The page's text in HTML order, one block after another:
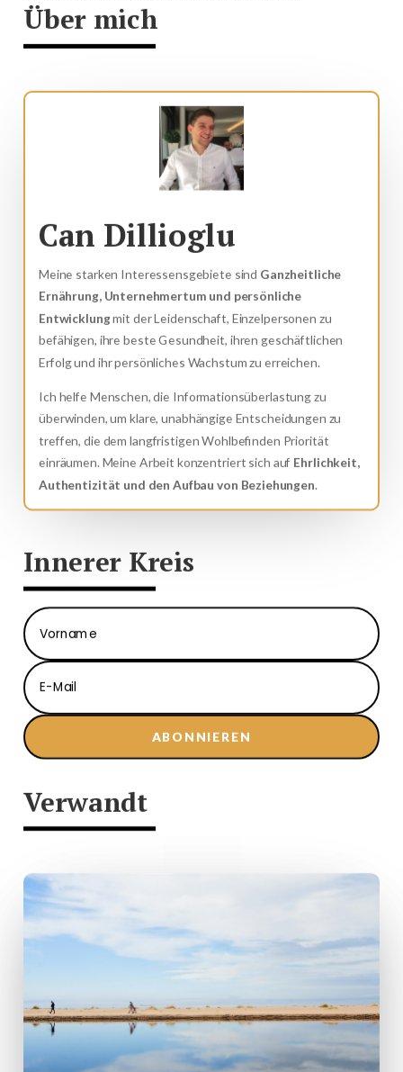
Über mich
Can Dillioglu
Meine starken Interessensgebiete sind Ganzheitliche
Ernährung, Unternehmertum und persönliche
Entwicklungmit der Leidenschaft, Einzelpersonen zu
befähigen, ihre beste Gesundheit, ihren geschäftlichen
Erfolg und ihr persönliches Wachstum zu erreichen.
Ich helfe Menschen, die Informationsüberlastung zu
überwinden, um klare, unabhängige Entscheidungen zu
treffen, die dem langfristigen Wohlbefinden Priorität
einräumen. Meine Arbeit konzentriert sich auf Ehrlichkeit,
Authentizität und den Aufbau von Beziehungen
Innerer Kreis
ABONNIEREN
Verwandt